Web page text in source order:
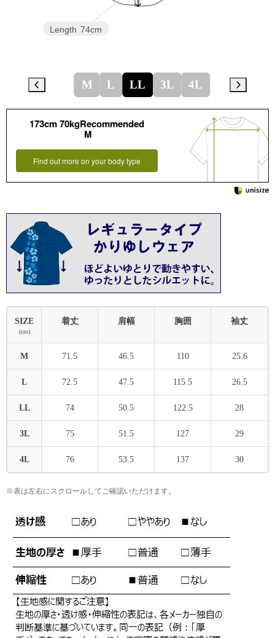
Length 74cm
M L LL 3L 4L
173cm 70kgRecommended
M
Find out more on your body type
SIZE
(cm)
着丈 肩幅 胸囲 袖丈
M 71.5 46.5 110 25.6
L 72.5 47.5 115.5 26.5
LL 74 50.5 122.5 28
3L 75 51.5 127 29
4L 76 53.5 137 30
※表は左右にスクロールしてご確認いただけます。